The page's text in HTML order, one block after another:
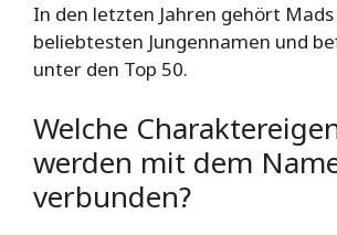
In den letzten Jahren gehört Mads
beliebtesten Jungennamen und
unter den Top 50.
Welche
werden mit dem
verbunden?